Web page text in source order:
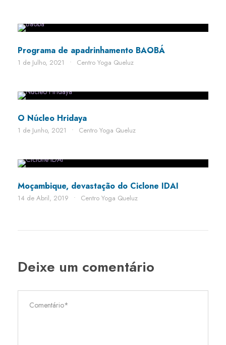
Programa de apadrinhamento BAOBÁ
1 de Julho, 2021 • Centro Yoga Queluz
O Núcleo Hridaya
1 de Junho, 2021 • Centro Yoga Queluz
Moçambique, devastação do Ciclone IDAI
14 de Abril, 2019 • Centro Yoga Queluz
Deixe um comentário